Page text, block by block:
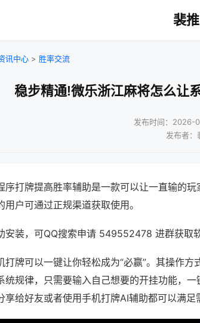
裴
讯中心 > 胜率交流
稳步精通!微乐浙江麻将怎么让
发布时间：2026-
发布者：
序打牌提高胜率辅助是一款可以让一直输的
用户可通过正规渠道获取使用。
安装，可QQ搜索申请 549552478 进群获取
打牌可以一键让你轻松成为“必赢”。其操作
统规律，只需要输入自己想要的开挂功能，
享给好友或者使用手机打牌AI辅助都可以满足